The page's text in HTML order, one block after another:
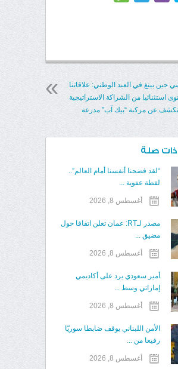
جين بينغ في العيد الوطني: علاقاتنا
استثنائيا من الشراكة الاستراتيجية
عن مركبة “بيك آب” مدرعة
صلة
“لقد فضحنا أنفسنا أمام العالم”..
لقطة عفوية ...
أغسطس 8, 2026
مصدر لـRT: عمان تعلن اتفاقا حول
مضيق ...
أغسطس 8, 2026
أمير سعودي يرد على أكاديمي
إماراتي وسط ...
أغسطس 8, 2026
الأمن اللبناني يوقف ضابطا سوريّا
رفيعا من ...
أغسطس 8, 2026